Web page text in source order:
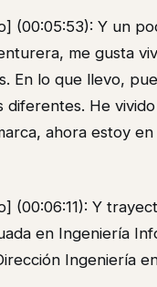
(00:05:53): Y un
me gusta
En lo que llevo,
diferentes. He
ahora estoy
(00:06:11): Y
en Ingeniería
Ingeniería